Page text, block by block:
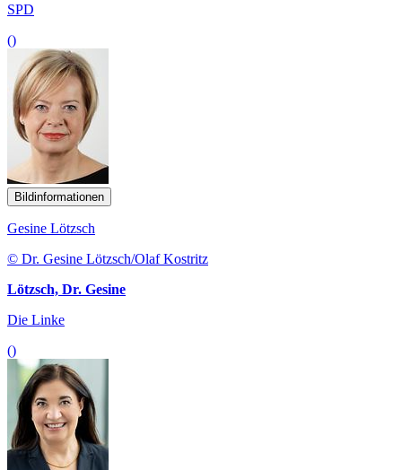
SPD
()
Bildinformationen
Gesine Lötzsch
© Dr. Gesine Lötzsch/Olaf Kostritz
Lötzsch, Dr. Gesine
Die Linke
()